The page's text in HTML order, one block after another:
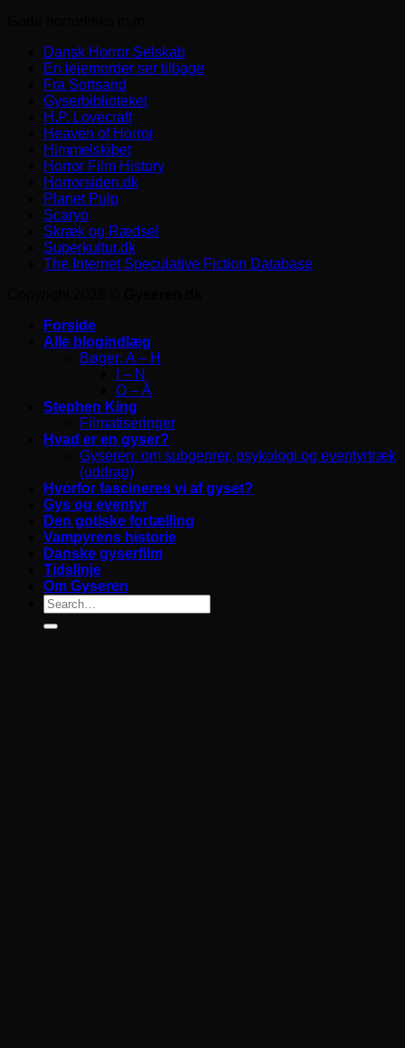
Dansk Horror Selskab
En lejemorder ser tilbage
Fra Sortsand
Gyserbiblioteket
H.P. Lovecraft
Heaven of Horror
Himmelskibet
Horror Film History
Horrorsiden.dk
Planet Pulp
Scaryo
Skræk og Rædsel
Superkultur.dk
The Internet Speculative Fiction Database
Forside
Alle blogindlæg
Bøger: A – H
I – N
O – Å
Stephen King
Filmatiseringer
Hvad er en gyser?
Gyseren: om subgenrer, psykologi og eventyrtræk
(uddrag)
Hvorfor fascineres vi af gyset?
Gys og eventyr
Den gotiske fortælling
Vampyrens historie
Danske gyserfilm
Tidslinje
Om Gyseren